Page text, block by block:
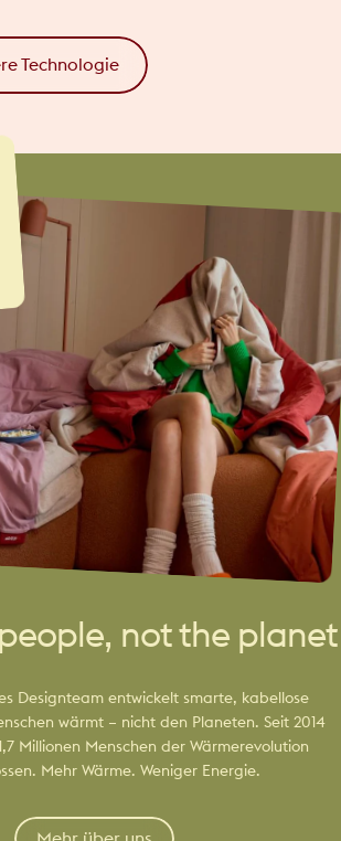
Technologie
not the planet
Designteam entwickelt smarte, kabellose
wärmt – nicht den Planeten. Seit 2014
Millionen Menschen der Wärmerevolution
Mehr Wärme. Weniger Energie.